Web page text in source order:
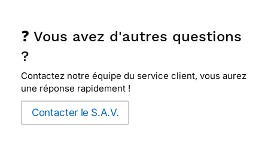
❓ Vous avez d'autres questions
?
Contactez notre équipe du service client, vous aurez
une réponse rapidement !
Contacter le S.A.V.